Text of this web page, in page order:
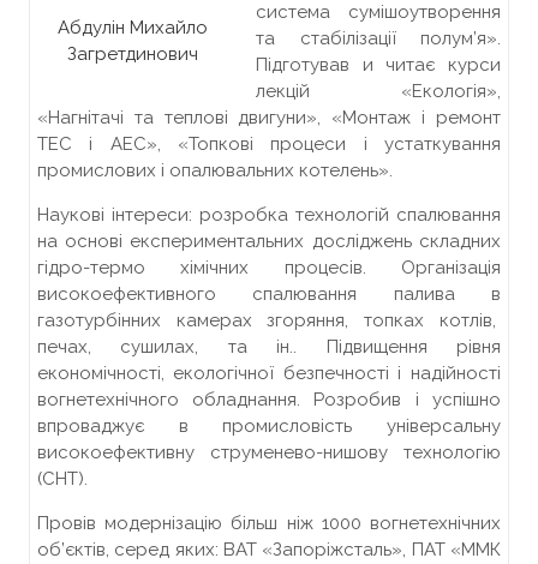
Абдулін Михайло
Загретдинович
система сумішоутворення
та стабілізації полум’я».
Підготував и читає курси
лекцій «Екологія»,
«Нагнітачі та теплові двигуни», «Монтаж і ремонт
ТЕС і АЕС», «Топкові процеси і устаткування
промислових і опалювальних котелень».
Наукові інтереси: розробка технологій спалювання
на основі експериментальних досліджень складних
гідро-термо хімічних процесів. Організація
високоефективного спалювання палива в
газотурбінних камерах згоряння, топках котлів,
печах, сушилах, та ін.. Підвищення рівня
економічності, екологічної безпечності і надійності
вогнетехнічного обладнання. Розробив і успішно
впроваджує в промисловість універсальну
високоефективну струменево-нишову технологію
(СНТ).
Провів модернізацію більш ніж 1000 вогнетехнічних
об’єктів, серед яких: ВАТ «Запоріжсталь», ПАТ «ММК